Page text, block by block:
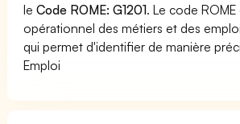
leCode ROME: G1201. Le code
opérationnel des métiers et des
qui permet d'identifier de manière
Emploi